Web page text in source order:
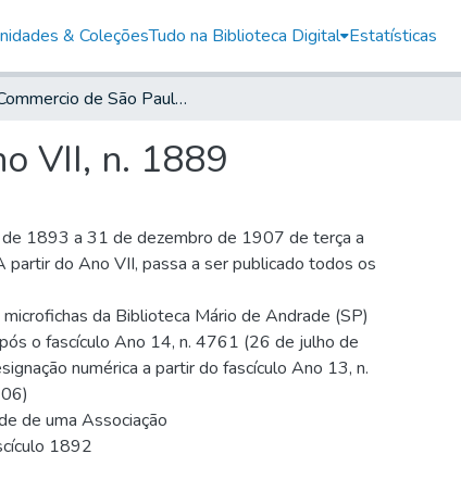
& ColeçõesTudo na Biblioteca Digital Estatísticas
O Commercio de São Paulo, 1899, Ano VII, n. 1889
VII, n. 1889
1893 a 31 de dezembro de 1907 de terça a
partir do Ano VII, passa a ser publicado todos os
da Biblioteca Mário de Andrade (SP)
o fascículo Ano 14, n. 4761 (26 de julho de
numérica a partir do fascículo Ano 13, n.
de uma Associação
1892